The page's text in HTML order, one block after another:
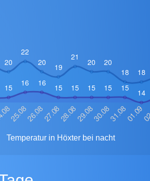
Temperatur in Höxter bei nacht